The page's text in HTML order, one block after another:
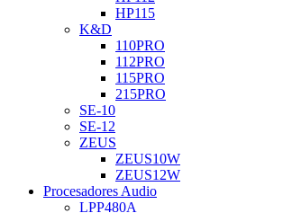
HP115
K&D
110PRO
112PRO
115PRO
215PRO
SE-10
SE-12
ZEUS
ZEUS10W
ZEUS12W
Procesadores Audio
LPP480A